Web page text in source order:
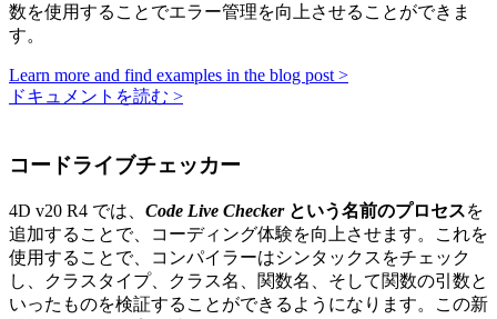
数を使用することでエラー管理を向上させることができま
す。
Learn more and find examples in the blog post >
ドキュメントを読む >
コードライブチェッカー
4D v20 R4 では、 Code Live Checkerという名前のプロセスを
追加することで、コーディング体験を向上させます。これを
使用することで、コンパイラーはシンタックスをチェック
し、クラスタイプ、クラス名、関数名、そして関数の引数と
いったものを検証することができるようになります。この新